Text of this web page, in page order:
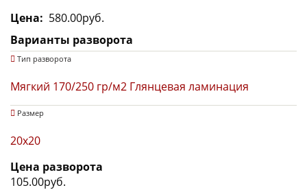
Цена
580.00руб.
Варианты разворота
Тип разворота
Мягкий 170/250 гр/м2 Глянцевая ламинация
Размер
20x20
Цена разворота
105.00руб.